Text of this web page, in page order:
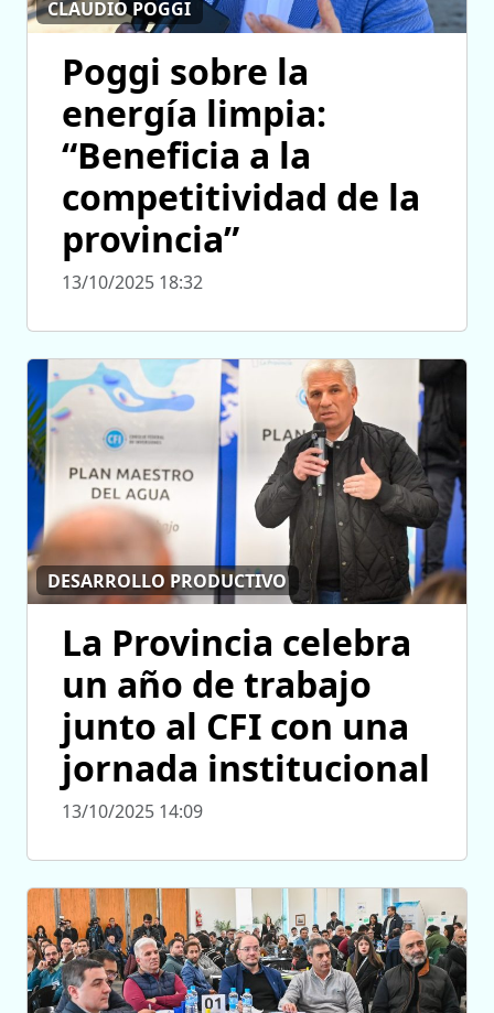
CLAUDIO POGGI
Poggi sobre la
energía limpia:
“Beneficia a la
competitividad de la
provincia”
13/10/2025 18:32
DESARROLLO PRODUCTIVO
La Provincia celebra
un año de trabajo
junto al CFI con una
jornada institucional
13/10/2025 14:09